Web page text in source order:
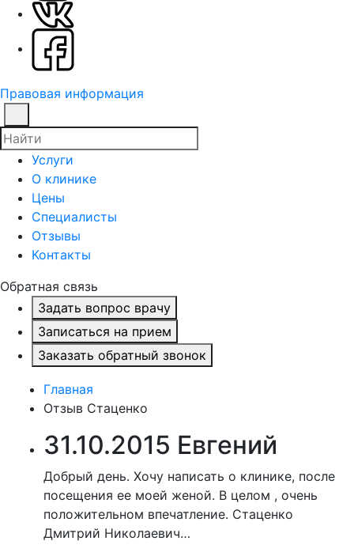
Правовая информация
Услуги
О клинике
Цены
Специалисты
Отзывы
Контакты
Обратная связь
Задать вопрос врачу
Записаться на прием
Заказать обратный звонок
Главная
Отзыв Стаценко
31.10.2015 Евгений
Добрый день. Хочу написать о клинике, после
посещения ее моей женой. В целом , очень
положительном впечатление. Стаценко
Дмитрий Николаевич…